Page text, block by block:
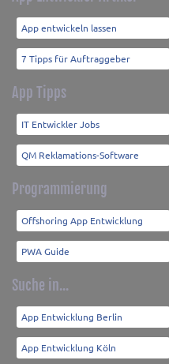
App entwickeln lassen
7 Tipps für Auftraggeber
App Tipps
IT Entwickler Jobs
QM Reklamations-Software
Programmierung
Offshoring App Entwicklung
PWA Guide
Suche in...
App Entwicklung Berlin
App Entwicklung Köln